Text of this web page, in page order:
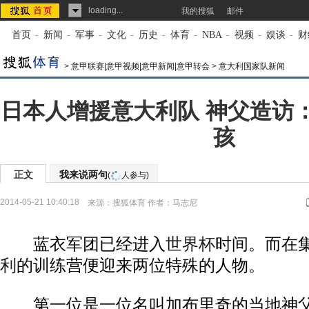
loading... 我的搜狐 邮件
首页 - 新闻 - 军事 - 文化 - 历史 - 体育 - NBA - 视频 - 娱谈 -
> 意甲联赛|意甲视频|意甲新闻|意甲转会 > 意大利国家队新闻
日本人增援意大利队 神父造访
孩
正文 我来说两句( 人参与)
2014-05-21 10:40:18 来源： 搜狐体育 作者：马志尼
蓝衣军团已经进入世界杯时间。而在
利 的训练营便迎来两位特殊的人物。
第一位是一位名叫加布里奇的当地神